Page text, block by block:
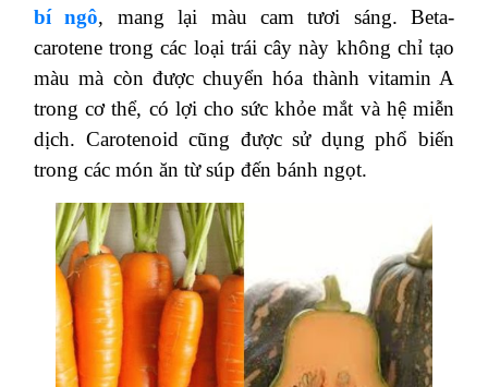
bí ngô, mang lại màu cam tươi sáng. Beta-
carotene trong các loại trái cây này không chỉ tạo
màu mà còn được chuyển hóa thành vitamin A
trong cơ thể, có lợi cho sức khỏe mắt và hệ miễn
dịch. Carotenoid cũng được sử dụng phổ biến
trong các món ăn từ súp đến bánh ngọt​.